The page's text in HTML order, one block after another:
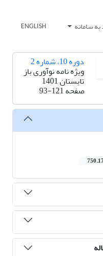
سامانه ENGLISH
دوره 10، شماره 2
ویژه نامه نوآوری باز
تابستان 1401
صفحه93-121